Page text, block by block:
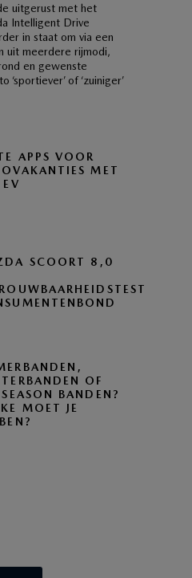
uitgerust met het
Intelligent Drive
in staat om via een
uit meerdere rijmodi,
en gewenste
of ‘zuiniger’
APPS VOOR
MET
EV
SCOORT 8,0
OF
BANDEN?
MOET JE